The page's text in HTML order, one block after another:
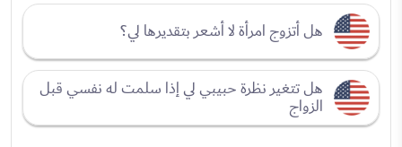
هل أتزوج امرأة لا أشعر بتقديرها لي؟
هل تتغير نظرة حبيبي لي إذا سلمت له نفسي قبل
الزواج